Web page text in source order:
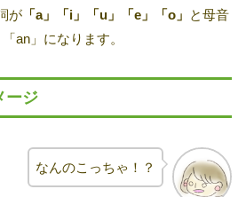
が 「a」「i」「u」「e」「o」 と母音
an」になります。
ージ
なんのこっちゃ！？